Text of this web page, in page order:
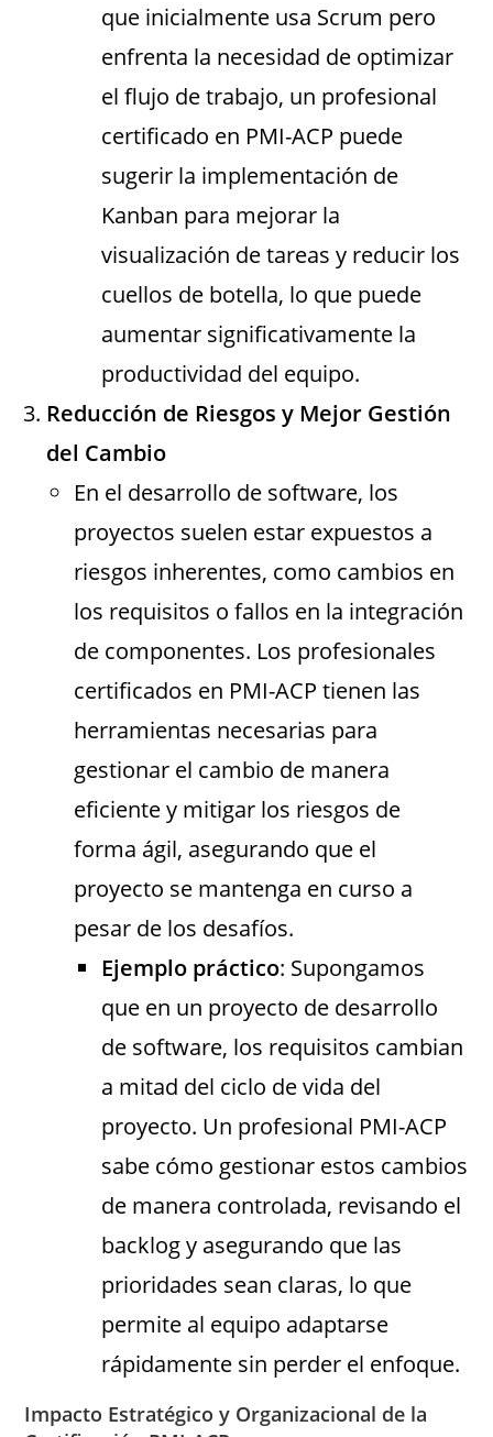
que inicialmente usa Scrum pero
enfrenta la necesidad de optimizar
el flujo de trabajo, un profesional
certificado en PMI-ACP puede
sugerir la implementación de
Kanban para mejorar la
visualización de tareas y reducir los
cuellos de botella, lo que puede
aumentar significativamente la
productividad del equipo.
Reducción de Riesgos y Mejor Gestión
del Cambio
En el desarrollo de software, los
proyectos suelen estar expuestos a
riesgos inherentes, como cambios en
los requisitos o fallos en la integración
de componentes. Los profesionales
certificados en PMI-ACP tienen las
herramientas necesarias para
gestionar el cambio de manera
eficiente y mitigar los riesgos de
forma ágil, asegurando que el
proyecto se mantenga en curso a
pesar de los desafíos.
Ejemplo práctico: Supongamos
que en un proyecto de desarrollo
de software, los requisitos cambian
a mitad del ciclo de vida del
proyecto. Un profesional PMI-ACP
sabe cómo gestionar estos cambios
de manera controlada, revisando el
backlog y asegurando que las
prioridades sean claras, lo que
permite al equipo adaptarse
rápidamente sin perder el enfoque.
Impacto Estratégico y Organizacional de la